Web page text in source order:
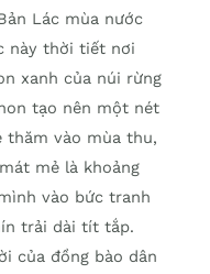
Lác mùa nước
này thời tiết nơi
xanh của núi rừng
tạo nên một nét
thăm vào mùa thu,
mẻ là khoảng
vào bức tranh
trải dài tít tắp.
của đồng bào dân